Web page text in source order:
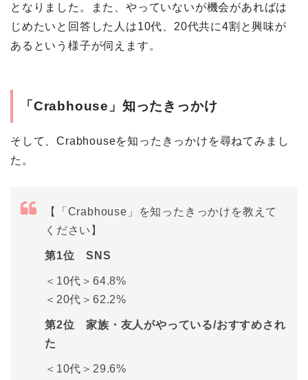
となりました。また、やっていないが機会があればは
じめたいと回答した人は10代、20代共に4割と興味が
あるという様子が伺えます。
「Crabhouse」知ったきっかけ
そして、Crabhouseを知ったきっかけを尋ねてみまし
た。
【「Crabhouse」を知ったきっかけを教えて
ください】
第1位 SNS
＜10代＞64.8%
＜20代＞62.2%
第2位 家族・友人がやっている/おすすめされ
た
＜10代＞ 29.6%